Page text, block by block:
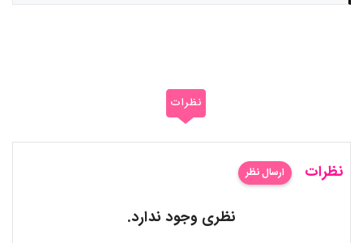
نظرات
نظرات ارسال نظر
نظری وجود ندارد.